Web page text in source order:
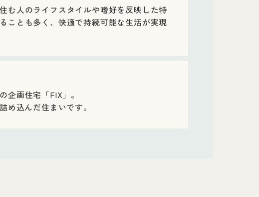
む人のライフスタイルや嗜好を反映した特
ことも多く、快適で持続可能な生活が実現
画住宅「FIX」。
込んだ住まいです。